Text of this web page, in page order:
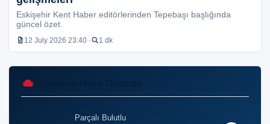
Eskişehir Kent Haber editörlerinden Tepebaşı başlığında
güncel özet.
12 July 2026 23:40 · 1 dk
Parçalı Bulutlu